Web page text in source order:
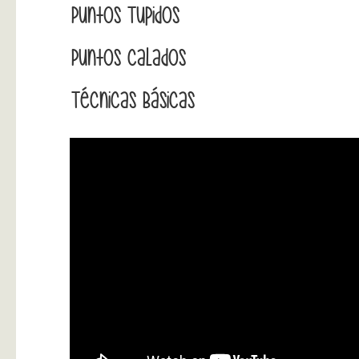
Puntos Tupidos
Puntos Calados
Técnicas Básicas